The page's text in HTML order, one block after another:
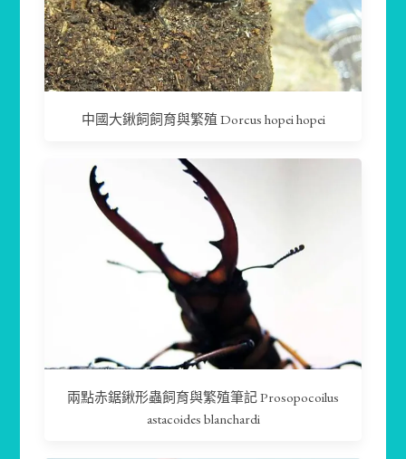
中國大鍬飼飼育與繁殖 Dorcus hopei hopei
兩點赤鋸鍬形蟲飼育與繁殖筆記 Prosopocoilus
astacoides blanchardi